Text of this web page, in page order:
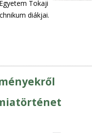
Tokaji
diákjai.